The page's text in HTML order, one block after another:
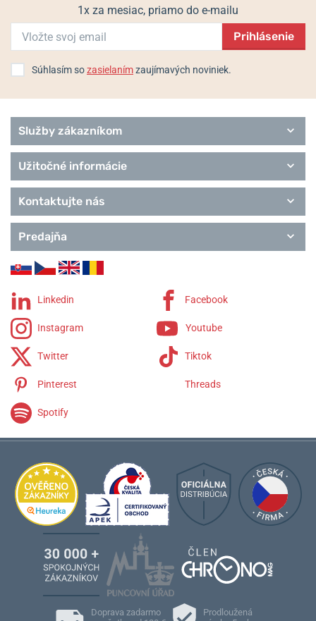
1x za mesiac, priamo do e-mailu
Prihlásenie
Súhlasím sozasielanímzaujímavých noviniek.
Služby zákazníkom
Užitočné informácie
Kontaktujte nás
Predajňa
Linkedin Facebook
Instagram Youtube
Twitter Tiktok
Pinterest Threads
Spotify
Doprava zadarmo
Prodloužená